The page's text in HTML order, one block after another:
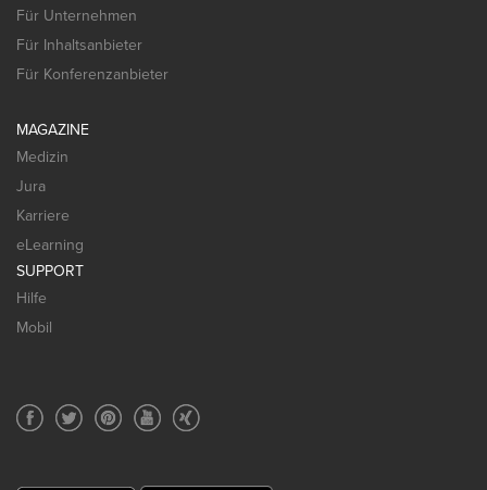
Für Unternehmen
Für Inhaltsanbieter
Für Konferenzanbieter
MAGAZINE
Medizin
Jura
Karriere
eLearning
SUPPORT
Hilfe
Mobil